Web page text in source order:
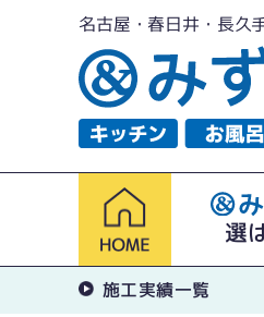
名古屋・春日井・長久
選
施工実績一覧